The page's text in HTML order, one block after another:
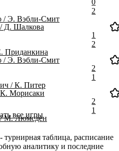
/ Э. Вэбли-Смит
0
2
Д. Шалкова
Приданкина
1
2
/ Э. Вэбли-Смит
/ К. Питер
2
1
Морисаки
/ М. Люмсден
2
1
все игры
таблица, расписание
аналитику и последние